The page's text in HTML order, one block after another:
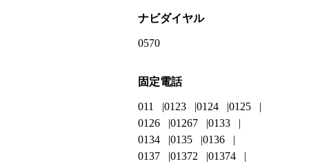
ナビダイヤル
0570
固定電話
011 0123 0124
0125
0126
01267
0133
0134
0135
0136
0137
01372
01374